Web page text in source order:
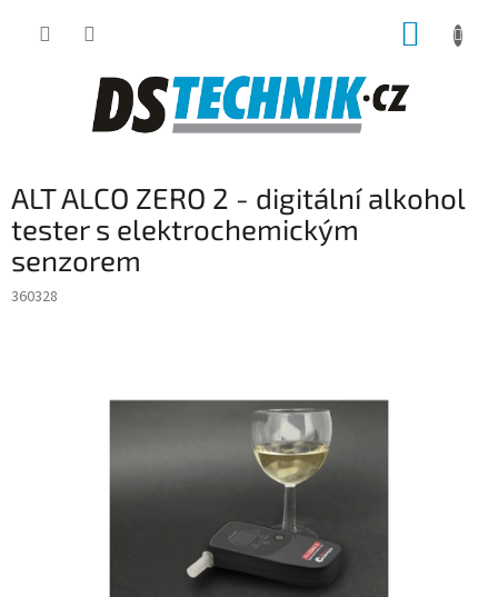
ALT ALCO ZERO 2 - digitální alkohol
tester s elektrochemickým
senzorem
360328